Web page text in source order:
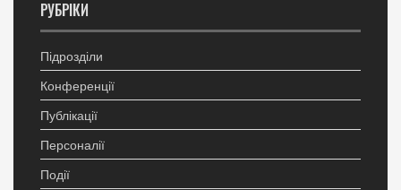
РУБРІКИ
Підрозділи
Конференції
Публікації
Персоналії
Події